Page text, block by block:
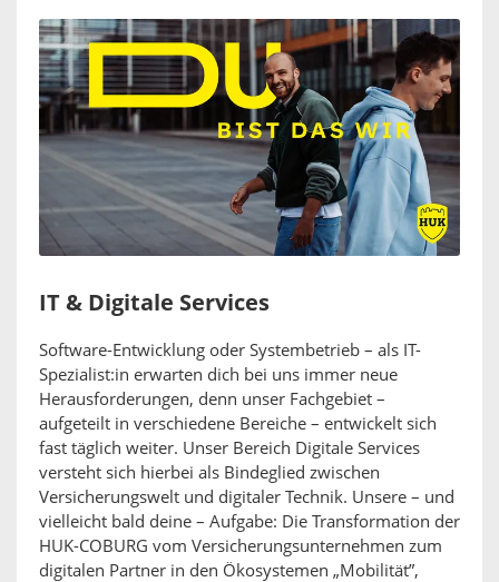
IT & Digitale Services
Software-Entwicklung oder Systembetrieb – als IT-
Spezialist:in erwarten dich bei uns immer neue
Herausforderungen, denn unser Fachgebiet –
aufgeteilt in verschiedene Bereiche – entwickelt sich
fast täglich weiter. Unser Bereich Digitale Services
versteht sich hierbei als Bindeglied zwischen
Versicherungswelt und digitaler Technik. Unsere – und
vielleicht bald deine – Aufgabe: Die Transformation der
HUK-COBURG vom Versicherungsunternehmen zum
digitalen Partner in den Ökosystemen „Mobilität”,